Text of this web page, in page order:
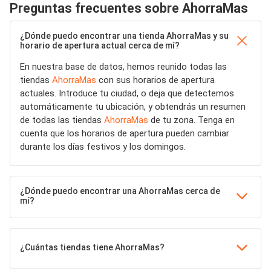
Preguntas frecuentes sobre AhorraMas
¿Dónde puedo encontrar una tienda AhorraMas y su
horario de apertura actual cerca de mí?
En nuestra base de datos, hemos reunido todas las
tiendas AhorraMas con sus horarios de apertura
actuales. Introduce tu ciudad, o deja que detectemos
automáticamente tu ubicación, y obtendrás un resumen
de todas las tiendas AhorraMas de tu zona. Tenga en
cuenta que los horarios de apertura pueden cambiar
durante los días festivos y los domingos.
¿Dónde puedo encontrar una AhorraMas cerca de
mí?
¿Cuántas tiendas tiene AhorraMas?